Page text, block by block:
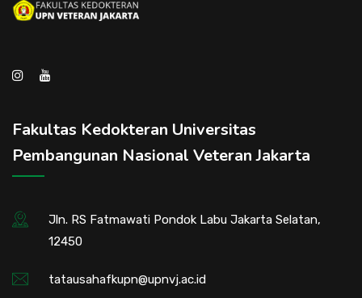
Fakultas Kedokteran Universitas
Pembangunan Nasional Veteran Jakarta
Jln. RS Fatmawati Pondok Labu Jakarta Selatan,
12450
tatausahafkupn@upnvj.ac.id